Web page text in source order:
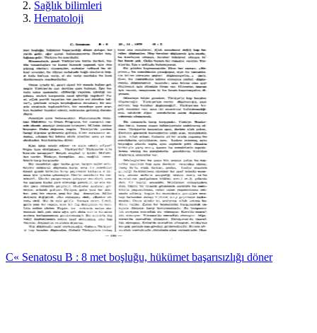
Sağlık bilimleri
Hematoloji
C« Senatosu B : 8 met boşluğu, hükümet başarısızlığı döner